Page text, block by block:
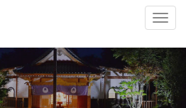
ナ
ゲ
ー
シ
ョ